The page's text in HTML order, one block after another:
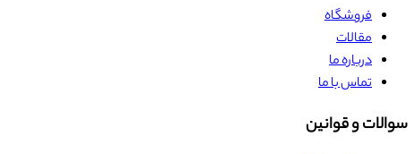
فروشگاه
مقالات
درباره ما
تماس با ما
سوالات و قوانین